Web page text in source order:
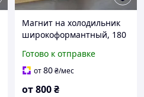
Магнит на холодильник
широкоформантный, 180
Готово к отправке
от80₴/мес
от800₴